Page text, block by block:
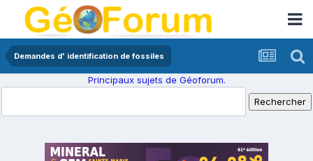
Demandes d' identification de fossiles
Principaux sujets de Géoforum.